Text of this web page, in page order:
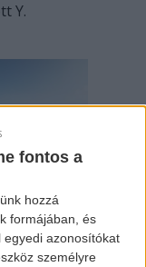
fontos a
hozzá
formájában, és
egyedi azonosítókat
személyre
Y.